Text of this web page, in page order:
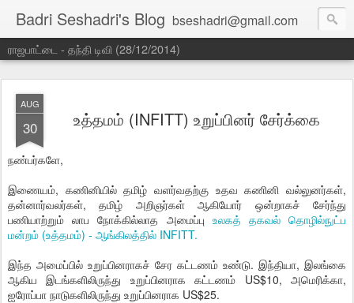
Badri Seshadri's Blog bseshadri@gmail.com
ராஜபாட்டை - தந்தி டிவி (28/12/2014)
AUG
30 உத்தமம் (INFITT) உறுப்பினர் சேர்க்கை
நண்பர்களே,
இணையம், கணினியில் தமிழ் வளர்வதற்கு உதவ கணினி வல்லுனர்கள்,
தன்னார்வலர்கள், தமிழ் அறிஞர்கள் ஆகியோர் ஒன்றாகச் சேர்ந்து
பணியாற்றும் லாப நோக்கில்லாத அமைப்பு உலகத் தகவல் தொழில்நுட்ப
மன்றம் (உத்தமம்) - ஆங்கிலத்தில் INFITT.
இந்த அமைப்பில் உறுப்பினராகச் சேர கட்டணம் உண்டு. இந்தியா, இலங்கை
ஆகிய இடங்களிலிருந்து உறுப்பினராக கட்டணம் US$10, அமெரிக்கா,
ஐரோப்பா நாடுகளிலிருந்து உறுப்பினராக US$25.